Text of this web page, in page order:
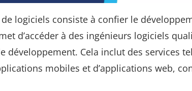
de logiciels consiste à confier le
d’accéder à des ingénieurs logiciels
développement. Cela inclut des services
mobiles et d’applications web,